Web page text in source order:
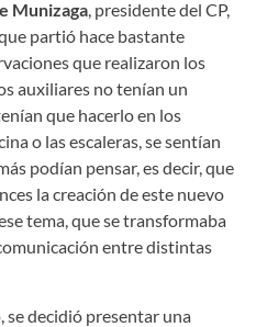
Munizaga, presidente del CP,
partió hace bastante
que realizaron los
auxiliares no tenían un
que hacerlo en los
o las escaleras, se sentían
podían pensar, es decir, que
la creación de este nuevo
tema, que se transformaba
entre distintas
se decidió presentar una